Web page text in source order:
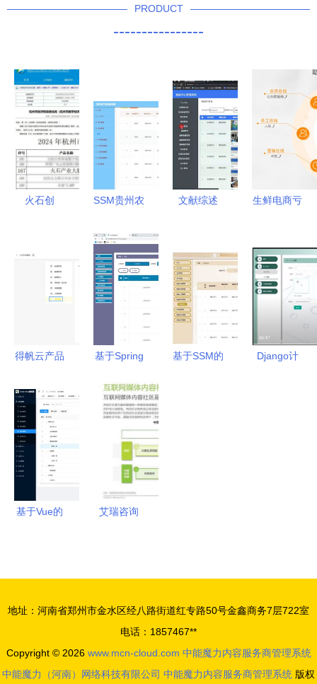
PRODUCT
----------------
火石创
匹配到系统
服务的数智
范式——入
杭州市优质
录与“中能
魔力”案例
剖析
SSM贵州农
统6w699
应对计算机
毕业设计困
难的创新解
决方案——
以中能魔力
管理系统为
例
文献综述
理系统的设
计与实现
——以“中
能魔力内容
服务商管理
生鲜电商亏
能逆势融资
28亿？
得帆云产品
20201024
中能魔力内
容服务商管
理系统全新
升级
基于Spring
图书管理系
统 中能魔
力内容服务
商管理的核
心设计
基于SSM的
Django计
基于Vue的
理系统实践
艾瑞咨询
研究报告》
解读 魔力
内容服务商
管理系统的
地址：河南省郑州市金水区经八路街道红专路50号金鑫商务7层722室
电话：1857467**
Copyright © 2026 www.mcn-cloud.com 中能魔力内容服务商管理系统
中能魔力（河南）网络科技有限公司 中能魔力内容服务商管理系统 版权